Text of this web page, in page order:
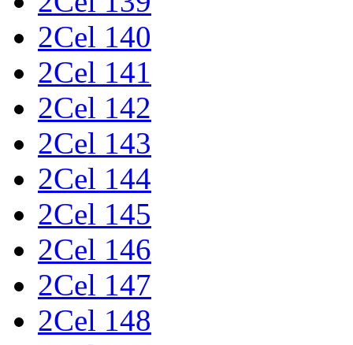
2Cel 140
2Cel 141
2Cel 142
2Cel 143
2Cel 144
2Cel 145
2Cel 146
2Cel 147
2Cel 148